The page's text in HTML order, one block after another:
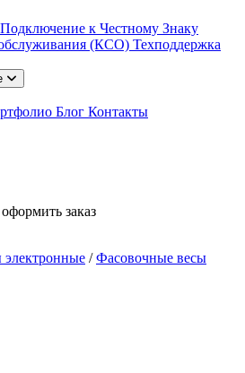
Подключение к Честному Знаку
(КСО) Техподдержка
Блог Контакты
заказ
электронные /Фасовочные весы